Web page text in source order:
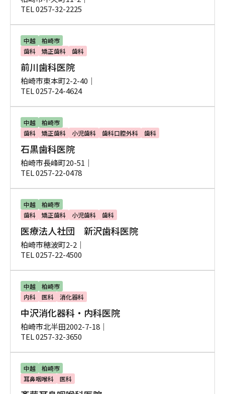
TEL 0257-32-2225
中越
柏崎市
歯科
矯正歯科 歯科
前川歯科医院
柏崎市東本町2-2-40｜
TEL 0257-24-4624
中越
柏崎市
歯科
矯正歯科 小児歯科 歯科口腔外科 歯科
石黒歯科医院
柏崎市長峰町20-51｜
TEL 0257-22-0478
中越
柏崎市
歯科
矯正歯科 小児歯科 歯科
医療法人社団 新沢歯科医院
柏崎市穂波町2-2｜
TEL 0257-22-4500
中越
柏崎市
内科
医科 消化器科
中沢消化器科・内科医院
柏崎市北半田2002-7-18｜
TEL 0257-32-3650
中越
柏崎市
耳鼻咽喉科
医科